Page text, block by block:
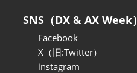
SNS（DX & AX Week）
Facebook
X（旧:Twitter）
instagram